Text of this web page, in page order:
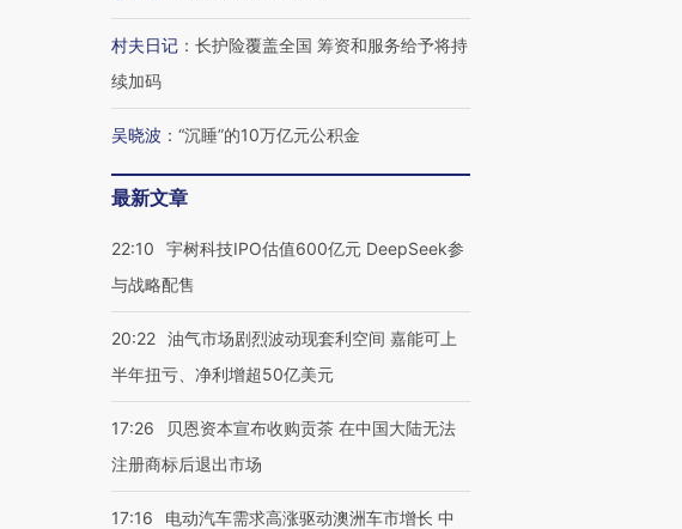
村夫日记 ： 长护险覆盖全国 筹资和服务给予将持
续加码
吴晓波 ： “沉睡”的10万亿元公积金
最新文章
22:10
宇树科技IPO估值600亿元 DeepSeek参
与战略配售
20:22 油气市场剧烈波动现套利空间 嘉能可上
半年扭亏、净利增超50亿美元
17:26
贝恩资本宣布收购贡茶 在中国大陆无法
注册商标后退出市场
17:16
电动汽车需求高涨驱动澳洲车市增长 中